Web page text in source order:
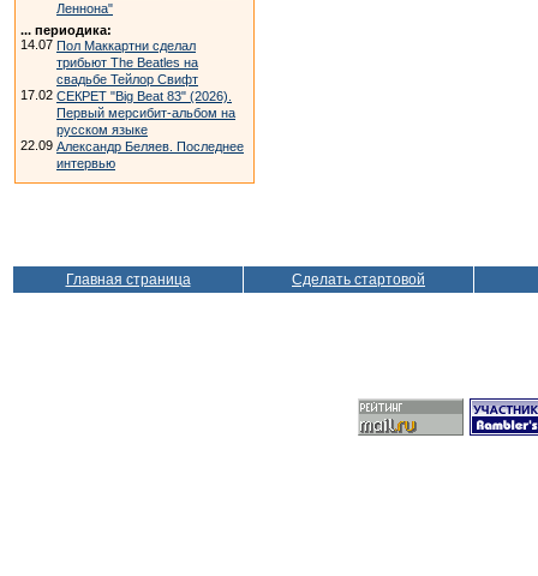
Леннона"
... периодика:
14.07 Пол Маккартни сделал
трибьют The Beatles на
свадьбе Тейлор Свифт
17.02 СЕКРЕТ "Big Beat 83" (2026).
Первый мерсибит-альбом на
русском языке
22.09 Александр Беляев. Последнее
интервью
Главная страница Сделать стартовой